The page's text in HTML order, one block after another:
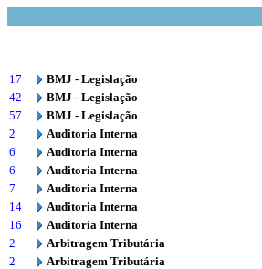
17
BMJ - Legislação
42
BMJ - Legislação
57
BMJ - Legislação
2
Auditoria Interna
6
Auditoria Interna
6
Auditoria Interna
7
Auditoria Interna
14
Auditoria Interna
16
Auditoria Interna
2
Arbitragem Tributária
2
Arbitragem Tributária